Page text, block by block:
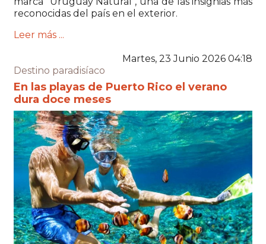
reconocidas del país en el exterior.
Leer más ...
Martes, 23 Junio 2026 04:18
Destino paradisíaco
En las playas de Puerto Rico el verano
dura doce meses